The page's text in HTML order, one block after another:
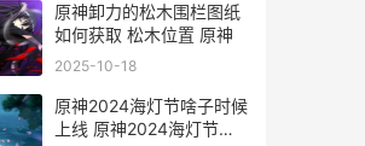
原神卸力的松木围栏图纸
如何获取 松木位置 原神
2025-10-18
原神2024海灯节啥子时候
上线 原神2024海灯节是